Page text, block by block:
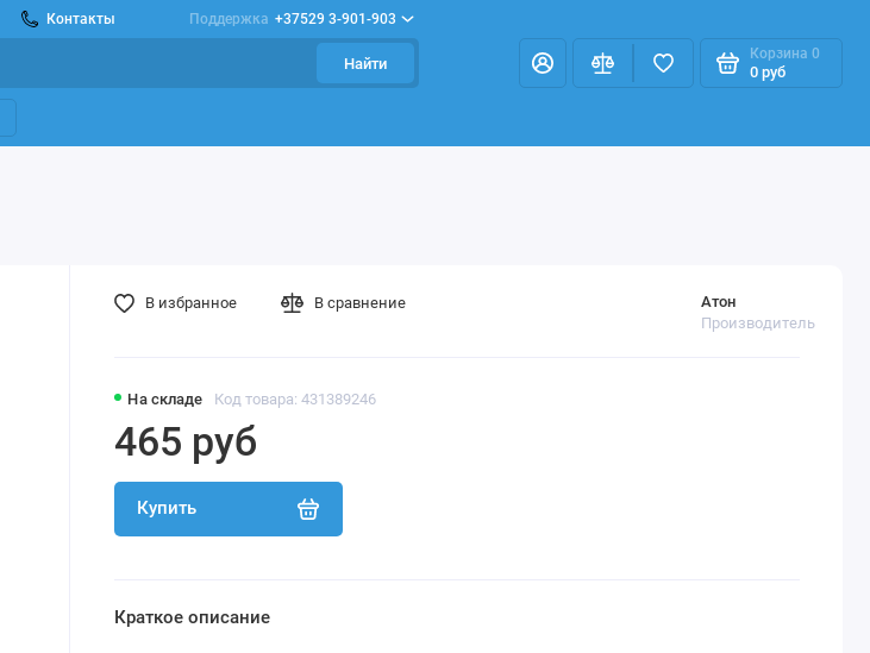
Контакты Поддержка +37529 3-901-903
Найти
Корзина 0
0 руб
На складе Код товара: 431389246
Атон
Производитель
465 руб
Купить
В избранное В сравнение
Краткое описание